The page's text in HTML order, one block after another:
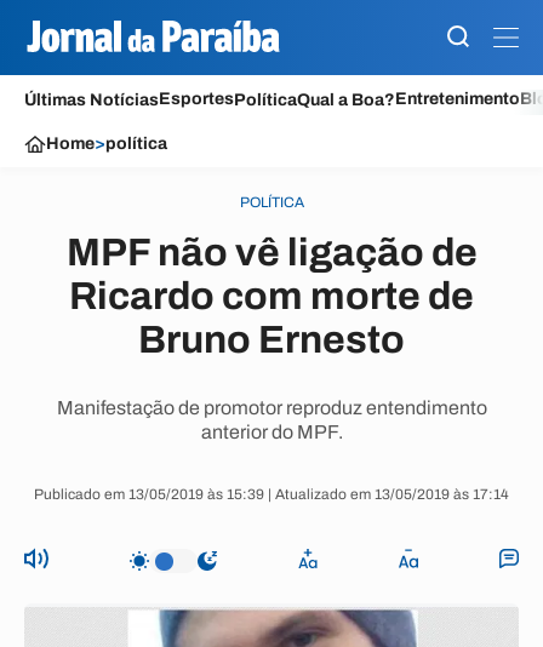
Últimas NotíciasEsportesPolíticaQual a Boa?Entretenimento
Home>política
POLÍTICA
MPF não vê ligação de
Ricardo com morte de
Bruno Ernesto
Manifestação de promotor reproduz entendimento
anterior do MPF.
Publicado em 13/05/2019 às 15:39 | Atualizado em 13/05/2019 às 17:14